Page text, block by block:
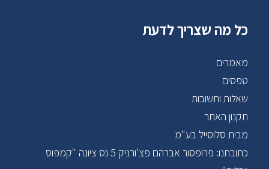
כל מה שצריך לדעת
מאמרים
טפסים
שאלות ותשובות
תקנון האתר
מבית סלוסייל בע"מ
כתובתנו: פרופסור אברהם פצ'ורניק 5 נס ציונה "קמפוס